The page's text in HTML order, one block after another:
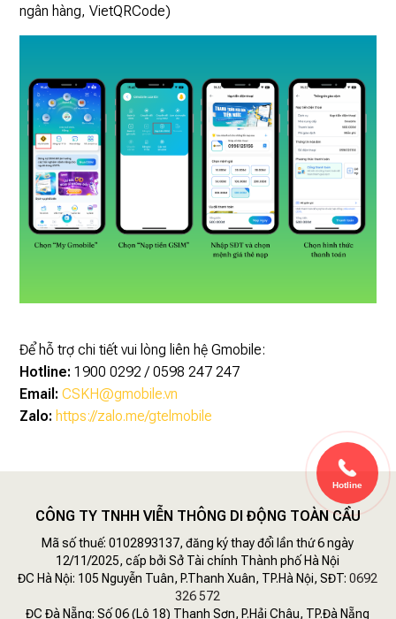
ngân hàng, VietQRCode)
Để hỗ trợ chi tiết vui lòng liên hệ Gmobile:
Hotline: 1900 0292 / 0598 247 247
Email: CSKH@gmobile.vn
Zalo: https://zalo.me/gtelmobile
CÔNG TY TNHH VIỄN THÔNG DI ĐỘNG TOÀN CẦU
Mã số thuế: 0102893137, đăng ký thay đổi lần thứ 6 ngày
12/11/2025, cấp bởi Sở Tài chính Thành phố Hà Nội
ĐC Hà Nội: 105 Nguyễn Tuân, P.Thanh Xuân, TP.Hà Nội, SĐT:0692
326 572
ĐC Đà Nẵng: Số 06 (Lô 18) Thanh Sơn, P.Hải Châu, TP.Đà Nẵng
Hotline